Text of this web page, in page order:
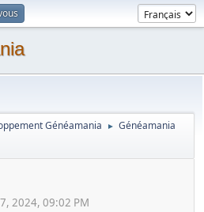
Généamania ► Généamania
2024, 09:02 PM